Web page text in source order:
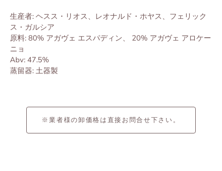
生産者: ヘスス・リオス、レオナルド・ホヤス、フェリック
ス・ガルシア
原料: 80% アガヴェ エスパディン、 20% アガヴェ アロケー
ニョ
Abv: 47.5%
蒸留器: 土器製
※業者様の卸価格は直接お問合せ下さい。